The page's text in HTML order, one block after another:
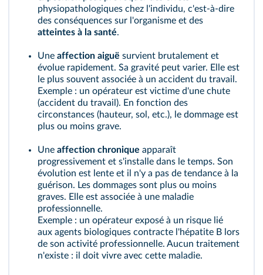
physiopathologiques chez l'individu, c'est‑à‑dire
des conséquences sur l'organisme et des
atteintes à la santé.
Une affection aiguë survient brutalement et
évolue rapidement. Sa gravité peut varier. Elle est
le plus souvent associée à un accident du travail.
Exemple : un opérateur est victime d'une chute
(accident du travail). En fonction des
circonstances (hauteur, sol, etc.), le dommage est
plus ou moins grave.
Une affection chronique apparaît
progressivement et s'installe dans le temps. Son
évolution est lente et il n'y a pas de tendance à la
guérison. Les dommages sont plus ou moins
graves. Elle est associée à une maladie
professionnelle.
Exemple : un opérateur exposé à un risque lié
aux agents biologiques contracte l'hépatite B lors
de son activité professionnelle. Aucun traitement
n'existe : il doit vivre avec cette maladie.